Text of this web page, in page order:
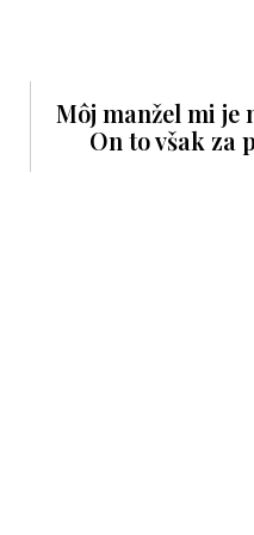
Môj manžel mi je
On to však za